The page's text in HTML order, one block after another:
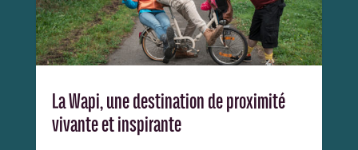
La Wapi, une destination de proximité
vivante et inspirante